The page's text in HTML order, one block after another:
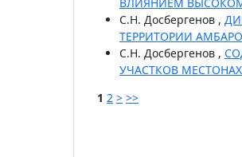
С.Н. Досбергенов ,
ТЕРРИТОРИИ
С.Н. Досбергенов ,
УЧАСТКОВ
1 2 > >>